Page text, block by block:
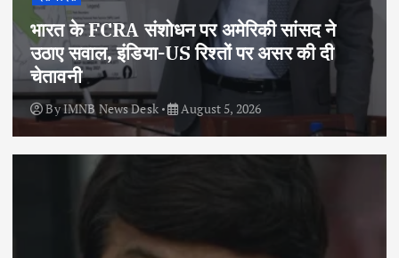
भारत के FCRA संशोधन पर अमेरिकी सांसद ने
उठाए सवाल, इंडिया-US रिश्तों पर असर की दी
चेतावनी
ByIMNB News Desk August 5, 2026